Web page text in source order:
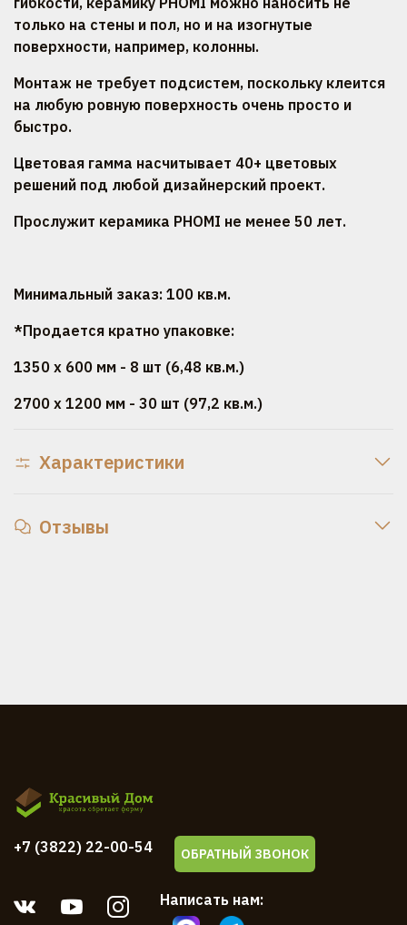
только на стены и пол, но и на изогнутые
поверхности, например, колонны.
Монтаж не требует подсистем, поскольку клеится
на любую ровную поверхность очень просто и
быстро.
Цветовая гамма насчитывает 40+ цветовых
решений под любой дизайнерский проект.
Прослужит керамика PHOMI не менее 50 лет.
Минимальный заказ: 100 кв.м.
*Продается кратно упаковке:
1350 х 600 мм - 8 шт (6,48 кв.м.)
2700 х 1200 мм - 30 шт (97,2 кв.м.)
Характеристики
Отзывы
Написать нам:
+7 (3822) 22-00-54 ОБРАТНЫЙ ЗВОНОК